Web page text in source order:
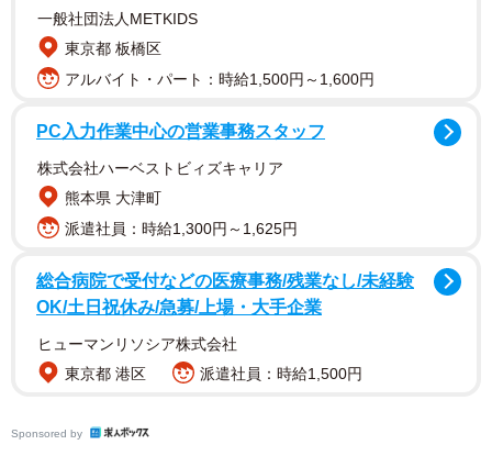
ず、どこにでもいそうなごく普通の女の子がまさか!?とい
う意外性を取り入れました。その方がエロスと変態性をよ
り感じられるはずだから」。落差が生むギャップに心を砕
耽美的ふしだら場面に挑戦
一般社団法人METKIDS
東京都 板橋区
アルバイト・パート：時給1,500円～1,600円
PC入力作業中心の営業事務スタッフ
株式会社ハーベストビィズキャリア
熊本県 大津町
派遣社員：時給1,300円～1,625円
総合病院で受付などの医療事務/残業なし/未経験
OK/土日祝休み/急募/上場・大手企業
ヒューマンリソシア株式会社
東京都 港区
派遣社員：時給1,500円
Sponsored by